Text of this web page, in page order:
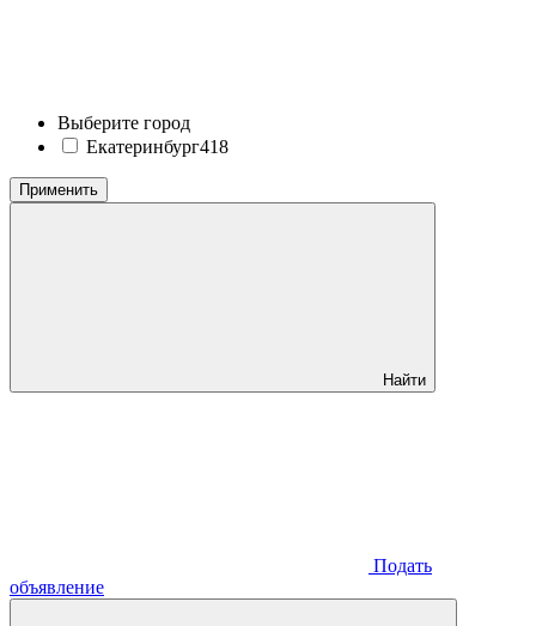
Выберите город
Екатеринбург418
Применить
Найти
Подать
объявление